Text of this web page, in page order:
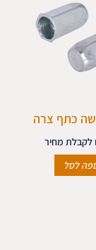
כתף צרה
לקבלת מחיר
לסל